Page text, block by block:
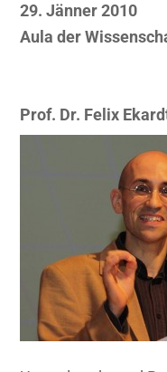
29. Jänner 2010
Aula der
Prof. Dr. Felix